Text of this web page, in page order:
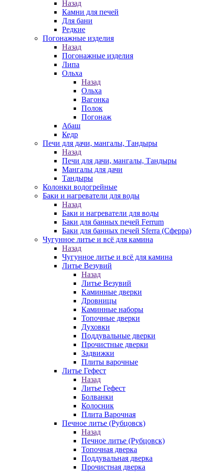
Назад
Камни для печей
Для бани
Редкие
Погонажные изделия
Назад
Погонажные изделия
Липа
Ольха
Назад
Ольха
Вагонка
Полок
Погонаж
Абаш
Кедр
Печи для дачи, мангалы, Тандыры
Назад
Печи для дачи, мангалы, Тандыры
Мангалы для дачи
Тандыры
Колонки водогрейные
Баки и нагреватели для воды
Назад
Баки и нагреватели для воды
Баки для банных печей Ferrum
Баки для банных печей Sferra (Сферра)
Чугунное литье и всё для камина
Назад
Чугунное литье и всё для камина
Литье Везувий
Назад
Литье Везувий
Каминные дверки
Дровницы
Каминные наборы
Топочные дверки
Духовки
Поддувальные дверки
Прочистные дверки
Задвижки
Плиты варочные
Литье Гефест
Назад
Литье Гефест
Болванки
Колосник
Плита Варочная
Печное литье (Рубцовск)
Назад
Печное литье (Рубцовск)
Топочная дверка
Поддувальная дверка
Прочистная дверка